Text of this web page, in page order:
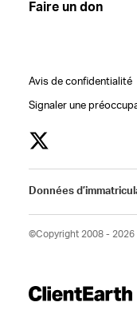
Faire un don
Avis de confidentialité
Signaler une
Données
©Copyright 2008 - 2026